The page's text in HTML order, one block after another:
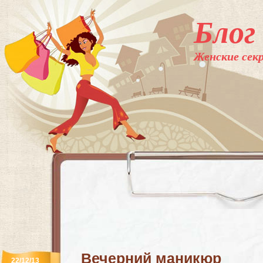
Женские
Вечерний маникюр
22/12/13